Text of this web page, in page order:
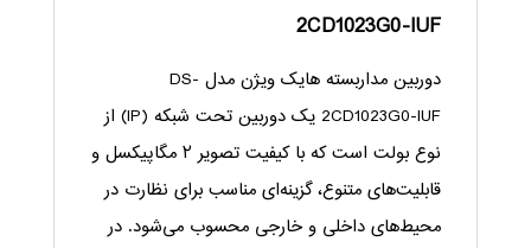
2CD1023G0-IUF
دوربین مداربسته هایک ویژن مدل DS-
2CD1023G0-IUF یک دوربین تحت شبکه (IP) از
نوع بولت است که با کیفیت تصویر ۲ مگاپیکسل و
قابلیت‌های متنوع، گزینه‌ای مناسب برای نظارت در
محیط‌های داخلی و خارجی محسوب می‌شود. در